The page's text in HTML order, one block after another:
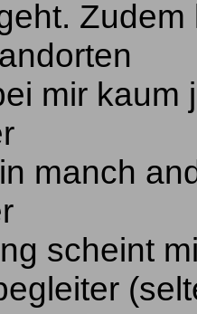
mir
manch
scheint